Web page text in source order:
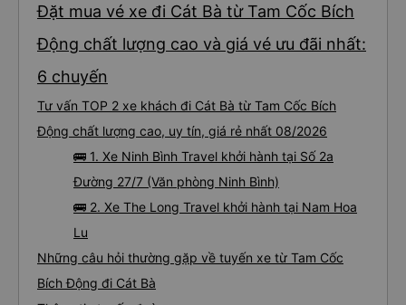
Đặt mua vé xe đi Cát Bà từ Tam Cốc Bích
Động chất lượng cao và giá vé ưu đãi nhất:
6 chuyến
Tư vấn TOP 2 xe khách đi Cát Bà từ Tam Cốc Bích
Động chất lượng cao, uy tín, giá rẻ nhất 08/2026
🚌 1. Xe Ninh Bình Travel khởi hành tại Số 2a
Đường 27/7 (Văn phòng Ninh Bình)
🚌 2. Xe The Long Travel khởi hành tại Nam Hoa
Lu
Những câu hỏi thường gặp về tuyến xe từ Tam Cốc
Bích Động đi Cát Bà